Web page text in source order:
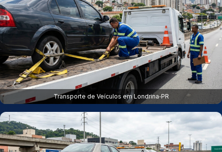
Transporte de Veículos em Londrina‑PR